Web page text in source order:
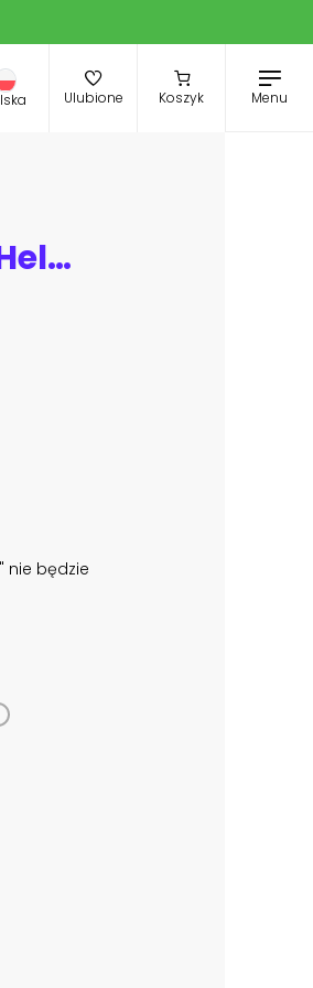
Ulubione Koszyk Menu
Antiker preussischer Helmbeschlag
nie będzie